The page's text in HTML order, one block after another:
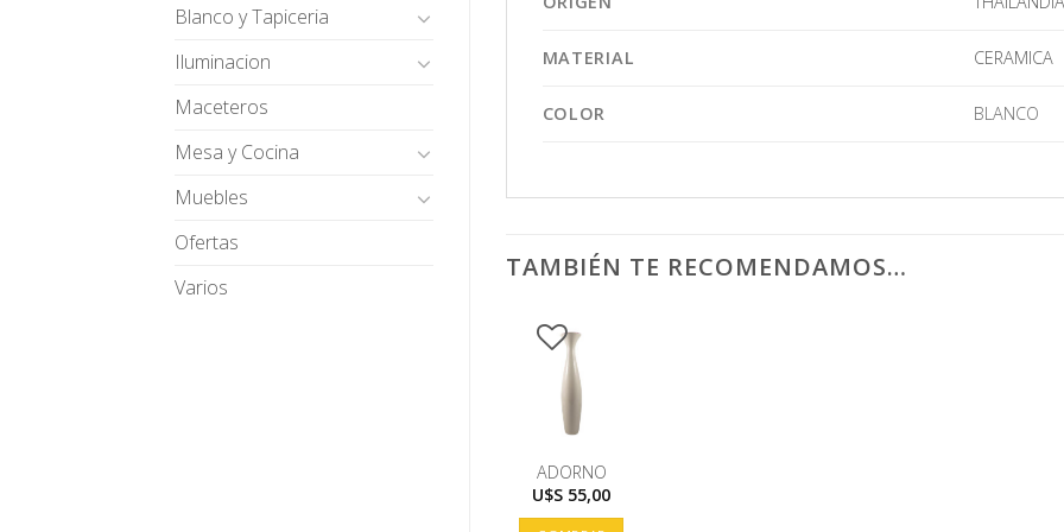
Blanco y Tapiceria
Iluminacion
Maceteros
Mesa y Cocina
Muebles
Ofertas
Varios
MATERIAL CERAMICA
COLOR BLANCO
TAMBIÉN TE RECOMENDAMOS…
ADORNO
U$S 55,00